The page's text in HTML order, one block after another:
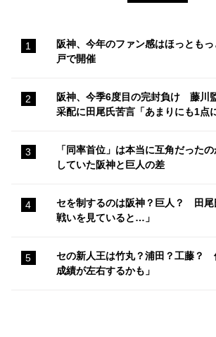
阪神、今年のファン感はほっとも
戸で開催
阪神、今季6度目の完封負け 藤川
采配に田尾氏苦言「あまりにも1点
「同率首位」は本当に互角だった
していた阪神と巨人の差
セを制するのは阪神？巨人？ 田尾
戦いを見ていると…」
セの新人王は竹丸？浦田？工藤？
成績が左右するかも」